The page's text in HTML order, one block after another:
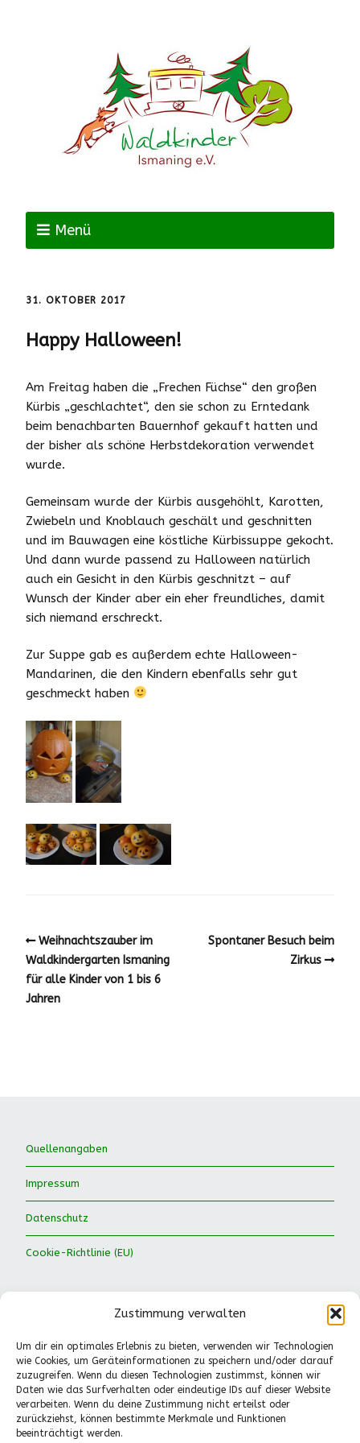
Zustimmung verwalten
Um dir ein optimales Erlebnis zu bieten, verwenden wir Technologien
wie Cookies, um Geräteinformationen zu speichern und/oder darauf
zuzugreifen. Wenn du diesen Technologien zustimmst, können wir
Daten wie das Surfverhalten oder eindeutige IDs auf dieser Website
verarbeiten. Wenn du deine Zustimmung nicht erteilst oder
zurückziehst, können bestimmte Merkmale und Funktionen
beeinträchtigt werden.
Menü
31. OKTOBER 2017
Happy Halloween!
Am Freitag haben die „Frechen Füchse“ den großen
Kürbis „geschlachtet“, den sie schon zu Erntedank
beim benachbarten Bauernhof gekauft hatten und
der bisher als schöne Herbstdekoration verwendet
wurde.
Gemeinsam wurde der Kürbis ausgehöhlt, Karotten,
Zwiebeln und Knoblauch geschält und geschnitten
und im Bauwagen eine köstliche Kürbissuppe gekocht.
Und dann wurde passend zu Halloween natürlich
auch ein Gesicht in den Kürbis geschnitzt – auf
Wunsch der Kinder aber ein eher freundliches, damit
sich niemand erschreckt.
Zur Suppe gab es außerdem echte Halloween-
Mandarinen, die den Kindern ebenfalls sehr gut
geschmeckt haben
Weihnachtszauber im
Waldkindergarten Ismaning
für alle Kinder von 1 bis 6
Jahren
Spontaner Besuch beim
Zirkus
Quellenangaben
Impressum
Datenschutz
Cookie-Richtlinie (EU)
Waldkinder Ismaning e.V.
Dorfstraße 66
85737 Ismaning
Tel.: 089-41611244